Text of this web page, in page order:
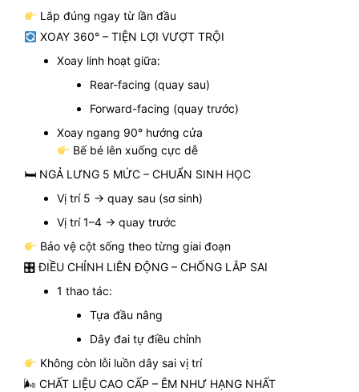
Lắp đúng ngay từ lần đầu
XOAY 360° – TIỆN LỢI VƯỢT TRỘI
Xoay linh hoạt giữa:
Rear-facing (quay sau)
Forward-facing (quay trước)
Xoay ngang 90° hướng cửa
Bế bé lên xuống cực dễ
🛏 NGẢ LƯNG 5 MỨC – CHUẨN SINH HỌC
Vị trí 5 → quay sau (sơ sinh)
Vị trí 1–4 → quay trước
Bảo vệ cột sống theo từng giai đoạn
🎛 ĐIỀU CHỈNH LIÊN ĐỘNG – CHỐNG LẮP SAI
1 thao tác:
Tựa đầu nâng
Dây đai tự điều chỉnh
Không còn lỗi luồn dây sai vị trí
🌬 CHẤT LIỆU CAO CẤP – ÊM NHƯ HẠNG NHẤT